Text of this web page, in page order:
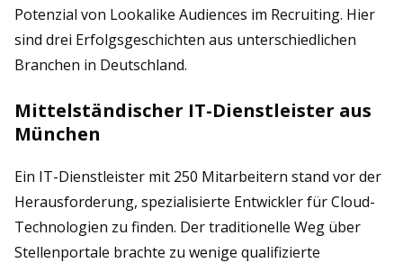
Potenzial von Lookalike Audiences im Recruiting. Hier
sind drei Erfolgsgeschichten aus unterschiedlichen
Branchen in Deutschland.
Mittelständischer IT-Dienstleister aus
München
Ein IT-Dienstleister mit 250 Mitarbeitern stand vor der
Herausforderung, spezialisierte Entwickler für Cloud-
Technologien zu finden. Der traditionelle Weg über
Stellenportale brachte zu wenige qualifizierte